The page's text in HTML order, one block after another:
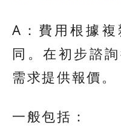
A：費用根據
同。在初步諮
需求提供報價。
一般包括：